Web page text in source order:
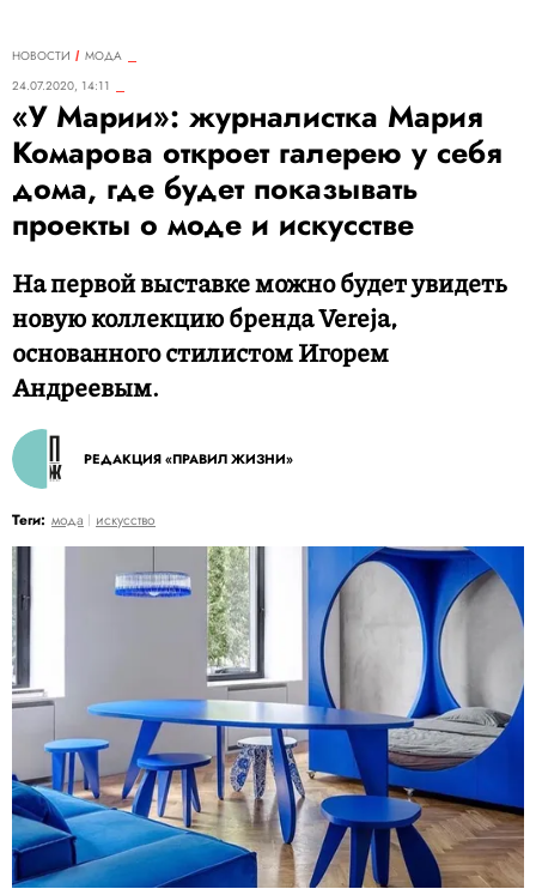
НОВОСТИ
МОДА
24.07.2020, 14:11
«У Марии»: журналистка Мария
Комарова откроет галерею у себя
дома, где будет показывать
проекты о моде и искусстве
На первой выставке можно будет увидеть
новую коллекцию бренда Vereja,
основанного стилистом Игорем
Андреевым.
РЕДАКЦИЯ «ПРАВИЛ ЖИЗНИ»
Теги: мода искусство